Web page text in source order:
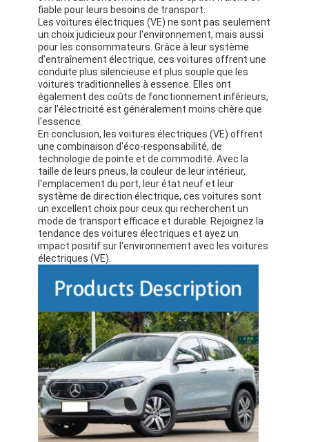
À la maison
Produits
Vidéos
À propos de nous
Visite de l'usine
Nous contacter
Pour les véhicules électriques
Mercedes Benz, voiture de sport
Le SUV Mercedes Benz
Voiture électrique Mercedes Benz
fiable pour leurs besoins de transport.
Les voitures électriques (VE) ne sont pas seulement
un choix judicieux pour l'environnement, mais aussi
pour les consommateurs. Grâce à leur système
d'entraînement électrique, ces voitures offrent une
conduite plus silencieuse et plus souple que les
voitures traditionnelles à essence. Elles ont
également des coûts de fonctionnement inférieurs,
car l'électricité est généralement moins chère que
l'essence.
En conclusion, les voitures électriques (VE) offrent
une combinaison d'éco-responsabilité, de
technologie de pointe et de commodité. Avec la
taille de leurs pneus, la couleur de leur intérieur,
l'emplacement du port, leur état neuf et leur
système de direction électrique, ces voitures sont
un excellent choix pour ceux qui recherchent un
mode de transport efficace et durable. Rejoignez la
tendance des voitures électriques et ayez un
impact positif sur l'environnement avec les voitures
électriques (VE).